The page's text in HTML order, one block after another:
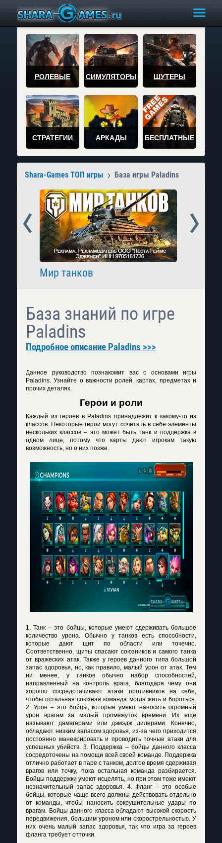
РОЛЕВЫЕ СИМУЛЯТОРЫ ШУТЕРЫ
СТРАТЕГИИ АРКАДЫ БЕСПЛАТНЫЕ
Shara-Games ТОП игры База игры Paladins
Мир танков
Prev
База знаний по игре
Paladins
Подробное описание Paladins >>>
Данное руководство познакомит вас с основами игры
Paladins. Узнайте о важности ролей, картах, предметах и
прочих деталях.
Герои и роли
Каждый из героев в Paladins принадлежит к какому-то из
классов. Некоторые герои могут сочетать в себе элементы
нескольких классов – это может быть танк и поддержка в
одном лице, потому что карты дают игрокам такую
возможность, но о них позже.
1. Танк – это бойцы, которые умеют сдерживать большое
количество урона. Обычно у танков есть способности,
которые дают щит по области или точечно.
Соответственно, щиты спасают союзников и самого танка
от вражеских атак. Также у героев данного типа большой
запас здоровья, но, как правило, малый урон от атак. Тем
ни менее, у танков обычно набор способностей,
направленный на контроль врага, благодаря чему они
хорошо сосредотачивают атаки противников на себе,
чтобы остальная союзная команда могла жить и бороться.
2. Урон – это бойцы, которые умеют наносить огромный
урон врагам за малый промежуток времени. Их еще
называют дамагерами или дэмэдж дилерами. Конечно,
обладают низким запасом здоровья, из-за чего приходится
постоянно маневрировать и проводить точные атаки для
успешных убийств. 3. Поддержка – бойцы данного класса
сосредоточены на помощи всей своей команде. Поддержка
отлично работает в паре с танком, долгое время сдерживая
врагов или точку, пока остальная команда разбирается.
Бойцы поддержки умеют исцелять, но при этом тоже имеют
незначительный запас здоровья. 4. Фланг – это особые
бойцы, которые чаще всего должны действовать отдельно
от команды, чтобы наносить сокрушительные удары по
врагам. Бойцы данного класса обладают высокой скорость
передвижения, большим уроном или скорострельностью. У
них очень малый запас здоровья, так что игра за героев
фланга требует отточки.